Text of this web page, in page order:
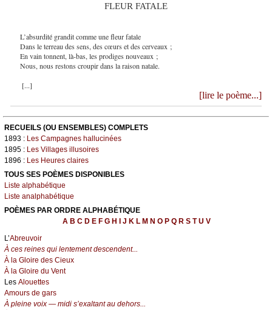
FLEUR FATALE
L’absurdité grandit comme une fleur fatale
Dans le terreau des sens, des cœurs et des cerveaux ;
En vain tonnent, là-bas, les prodiges nouveaux ;
Nous, nous restons croupir dans la raison natale.
[...]
[lire le poème...]
RECUEILS (OU ENSEMBLES) COMPLETS
1893 : Les Campagnes hallucinées
1895 : Les Villages illusoires
1896 : Les Heures claires
TOUS SES POÈMES DISPONIBLES
Liste alphabétique
Liste analphabétique
POÈMES PAR ORDRE ALPHABÉTIQUE
A B C D E F G H J K L M N O P Q R S TU V
L’Abreuvoir
À ces reines qui lentement descendent...
À la Gloire des Cieux
À la Gloire du Vent
Les Alouettes
Amours de gars
À pleine voix — midi s’exaltant au dehors...